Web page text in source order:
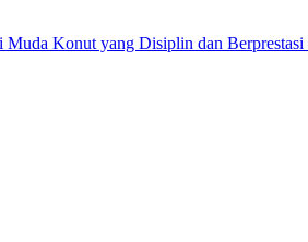
Konut yang Disiplin dan Berprestasi